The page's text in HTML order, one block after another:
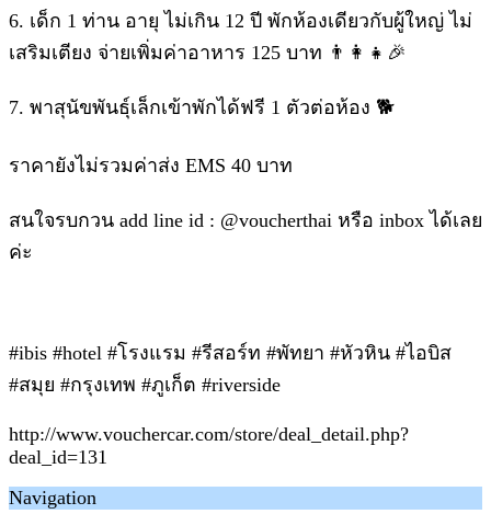
6. เด็ก 1 ท่าน อายุ ไม่เกิน 12 ปี พักห้องเดียวกับผู้ใหญ่ ไม่
เสริมเตียง จ่ายเพิ่มค่าอาหาร 125 บาท 👨‍👩‍👧🎉
7. พาสุนัขพันธุ์เล็กเข้าพักได้ฟรี 1 ตัวต่อห้อง 🐕
ราคายังไม่รวมค่าส่ง EMS 40 บาท
สนใจรบกวน add line id : @voucherthai หรือ inbox ได้เลย
ค่ะ
#ibis #hotel #โรงแรม #รีสอร์ท #พัทยา #หัวหิน #ไอบิส
#สมุย #กรุงเทพ #ภูเก็ต #riverside
http://www.vouchercar.com/store/deal_detail.php?
deal_id=131
Navigation